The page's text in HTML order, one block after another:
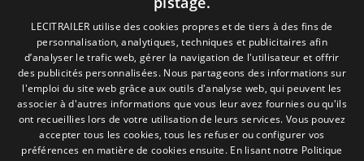
Politique de Confidentialité
Politique de Cookies
Conditions générales de vente
Gérer les cookies
Contact
Camino de los Huertos, S/N. Apdo 100
50620 - Casetas (Zaragoza) SPAIN
SPANISH
ENGLISH
FRENCH
ITALIAN
PORTUGUESE
LECITRAILER utilise des cookies propres et de tiers à des fins de
personnalisation, analytiques, techniques et publicitaires afin
d’analyser le trafic web, gérer la navigation de l'utilisateur et offrir
des publicités personnalisées. Nous partageons des informations sur
l'emploi du site web grâce aux outils d'analyse web, qui peuvent les
associer à d'autres informations que vous leur avez fournies ou qu'ils
ont recueillies lors de votre utilisation de leurs services. Vous pouvez
accepter tous les cookies, tous les refuser ou configurer vos
préférences en matière de cookies ensuite. En lisant notre Politique